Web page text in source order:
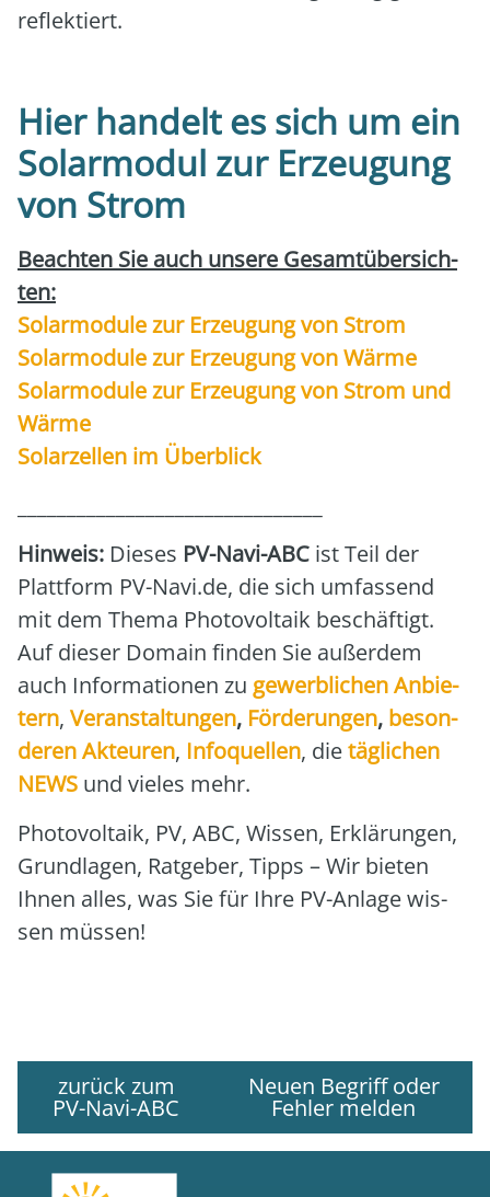
reflek­tiert.
Hier handelt es sich um ein
Solarmodul zur Erzeugung
von Strom
Beach­ten Sie auch unse­re Gesamt­über­sich­
ten:
Solar­mo­du­le zur Erzeu­gung von Strom
Solar­mo­du­le zur Erzeu­gung von Wär­me
Solar­mo­du­le zur Erzeu­gung von Strom und
Wär­me
Solar­zel­len im Über­blick
Hin­weis: Die­ses PV-Navi-ABC ist Teil der
Platt­form PV-Navi.de, die sich umfas­send
mit dem The­ma Pho­to­vol­ta­ik beschäf­tigt.
Auf die­ser Domain fin­den Sie außer­dem
auch Infor­ma­tio­nen zu gewerb­li­chen Anbie­
tern, Ver­an­stal­tun­gen, För­de­run­gen, beson­
de­ren Akteu­ren, Info­quel­len, dietäg­li­chen
NEWS und vie­les mehr.
Pho­to­vol­ta­ik, PV, ABC, Wis­sen, Erklä­run­gen,
Grund­la­gen, Rat­ge­ber, Tipps – Wir bie­ten
Ihnen alles, was Sie für Ihre PV-Anla­ge wis­
sen müs­sen!
zurück zum
PV-Navi-ABC
Neuen Begriff oder
Fehler melden